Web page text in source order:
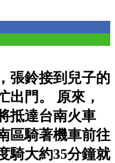
張鈴接到兒子的
出門。 原來，
抵達台南火車
區騎著機車前往
騎大約35分鐘就